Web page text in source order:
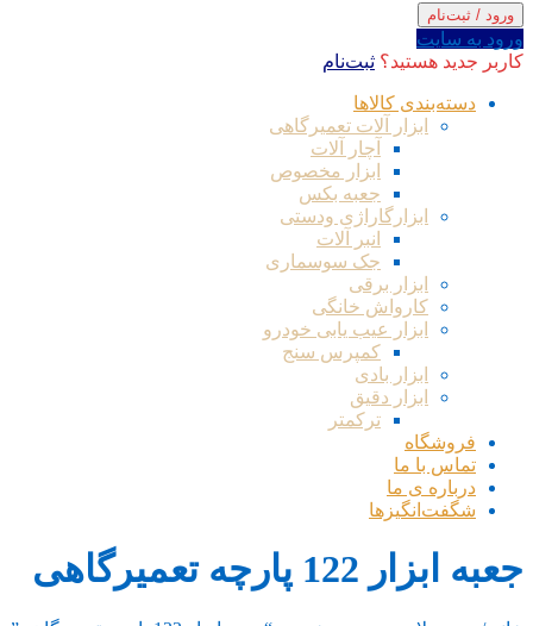
ورود / ثبت‌نام
ورود به سایت
کاربر جدید هستید؟ ثبت‌نام
دسته‌بندی کالاها
ابزار آلات تعمیرگاهی
آچار آلات
ابزار مخصوص
جعبه بکس
ابزارگاراژی ودستی
انبر آلات
جک سوسماری
ابزار برقی
کارواش خانگی
ابزار عیب یابی خودرو
کمپرس سنج
ابزار بادی
ابزار دقیق
ترکمتر
فروشگاه
تماس با ما
درباره ی ما
شگفت‌انگیزها
جعبه ابزار 122 پارچه تعمیرگاهی